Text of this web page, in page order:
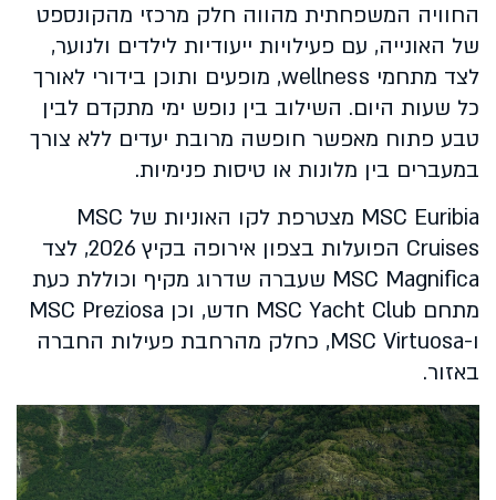
החוויה המשפחתית מהווה חלק מרכזי מהקונספט
של האונייה, עם פעילויות ייעודיות לילדים ולנוער,
לצד מתחמי wellness, מופעים ותוכן בידורי לאורך
כל שעות היום. השילוב בין נופש ימי מתקדם לבין
טבע פתוח מאפשר חופשה מרובת יעדים ללא צורך
במעברים בין מלונות או טיסות פנימיות.
MSC Euribia מצטרפת לקו האוניות של MSC
Cruises הפועלות בצפון אירופה בקיץ 2026, לצד
MSC Magnifica שעברה שדרוג מקיף וכוללת כעת
מתחם MSC Yacht Club חדש, וכן MSC Preziosa
ו-MSC Virtuosa, כחלק מהרחבת פעילות החברה
באזור.